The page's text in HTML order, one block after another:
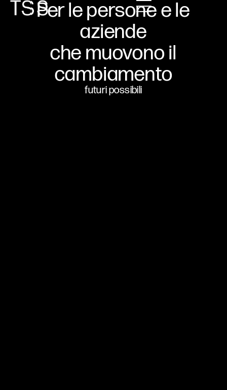
Per le persone e le
aziende
che muovono il
cambiamento
futuri possibili